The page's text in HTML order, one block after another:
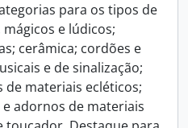
para os tipos de
e lúdicos;
cerâmica; cordões e
e de sinalização;
materiais ecléticos;
adornos de materiais